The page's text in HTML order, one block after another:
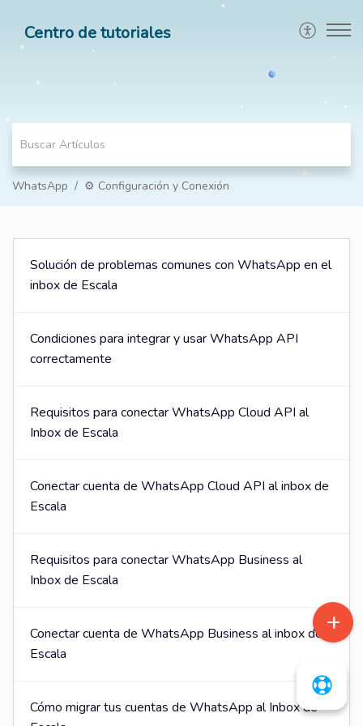
Centro de tutoriales
WhatsApp ⚙️ Configuración y Conexión
Solución de problemas comunes con WhatsApp en el
inbox de Escala
Condiciones para integrar y usar WhatsApp API
correctamente
Requisitos para conectar WhatsApp Cloud API al
Inbox de Escala
Conectar cuenta de WhatsApp Cloud API al inbox de
Escala
Requisitos para conectar WhatsApp Business al
Inbox de Escala
Conectar cuenta de WhatsApp Business al inbox de
Escala
Cómo migrar tus cuentas de WhatsApp al Inbox de